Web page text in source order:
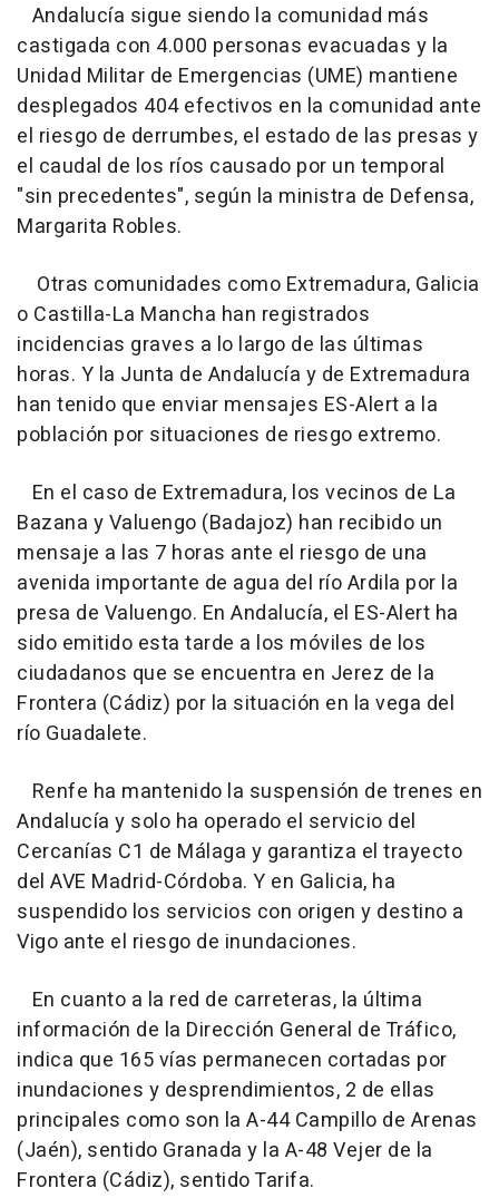
Andalucía sigue siendo la comunidad más
castigada con 4.000 personas evacuadas y la
Unidad Militar de Emergencias (UME) mantiene
desplegados 404 efectivos en la comunidad ante
el riesgo de derrumbes, el estado de las presas y
el caudal de los ríos causado por un temporal
"sin precedentes", según la ministra de Defensa,
Margarita Robles.
Otras comunidades como Extremadura, Galicia
o Castilla-La Mancha han registrados
incidencias graves a lo largo de las últimas
horas. Y la Junta de Andalucía y de Extremadura
han tenido que enviar mensajes ES-Alert a la
población por situaciones de riesgo extremo.
En el caso de Extremadura, los vecinos de La
Bazana y Valuengo (Badajoz) han recibido un
mensaje a las 7 horas ante el riesgo de una
avenida importante de agua del río Ardila por la
presa de Valuengo. En Andalucía, el ES-Alert ha
sido emitido esta tarde a los móviles de los
ciudadanos que se encuentra en Jerez de la
Frontera (Cádiz) por la situación en la vega del
río Guadalete.
Renfe ha mantenido la suspensión de trenes en
Andalucía y solo ha operado el servicio del
Cercanías C1 de Málaga y garantiza el trayecto
del AVE Madrid-Córdoba. Y en Galicia, ha
suspendido los servicios con origen y destino a
Vigo ante el riesgo de inundaciones.
En cuanto a la red de carreteras, la última
información de la Dirección General de Tráfico,
indica que 165 vías permanecen cortadas por
inundaciones y desprendimientos, 2 de ellas
principales como son la A-44 Campillo de Arenas
(Jaén), sentido Granada y la A-48 Vejer de la
Frontera (Cádiz), sentido Tarifa.